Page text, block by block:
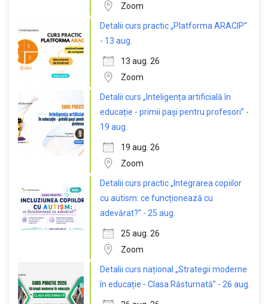
Zoom
Detalii curs practic „Platforma ARACIP”
- 13 aug.
13 aug. 26
Zoom
Detalii curs „Inteligența artificială în
educație - primii pași pentru profesori” -
19 aug.
19 aug. 26
Zoom
Detalii curs practic „Integrarea copiilor
cu autism: ce funcționează cu
adevărat?” - 25 aug.
25 aug. 26
Zoom
Detalii curs național „Strategii moderne
în educație - Clasa Răsturnată” - 26 aug.